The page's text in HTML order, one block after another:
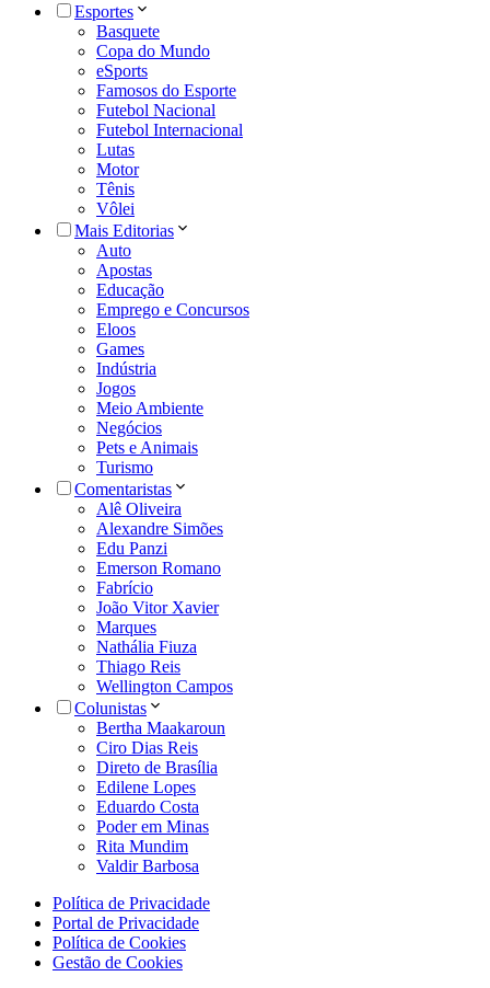
Esportes
Basquete
Copa do Mundo
eSports
Famosos do Esporte
Futebol Nacional
Futebol Internacional
Lutas
Motor
Tênis
Vôlei
Mais Editorias
Auto
Apostas
Educação
Emprego e Concursos
Eloos
Games
Indústria
Jogos
Meio Ambiente
Negócios
Pets e Animais
Turismo
Comentaristas
Alê Oliveira
Alexandre Simões
Edu Panzi
Emerson Romano
Fabrício
João Vitor Xavier
Marques
Nathália Fiuza
Thiago Reis
Wellington Campos
Colunistas
Bertha Maakaroun
Ciro Dias Reis
Direto de Brasília
Edilene Lopes
Eduardo Costa
Poder em Minas
Rita Mundim
Valdir Barbosa
Política de Privacidade
Portal de Privacidade
Política de Cookies
Gestão de Cookies